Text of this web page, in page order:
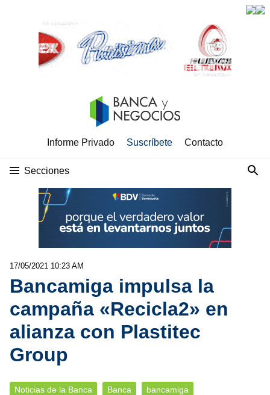
Informe Privado Suscríbete Contacto
Secciones
17/05/2021 10:23 AM
Bancamiga impulsa la
campaña «Recicla2» en
alianza con Plastitec
Group
Noticias de la Banca Banca bancamiga